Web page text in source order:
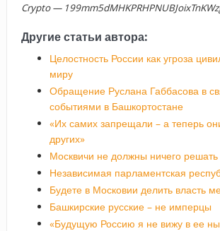
Crypto —
Другие статьи автора:
Целостность России как угроза
миру
Обращение Руслана Габбасова в
событиями в Башкортостане
«Их самих запрещали – а теперь
других»
Москвичи не должны ничего решать
Независимая парламентская
Будете в Московии делить власть
Башкирские русские – не имперцы
«Будущую Россию я не вижу в ее